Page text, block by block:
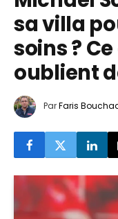
sa villa
soins ?
oublient
ParFaris
© DR